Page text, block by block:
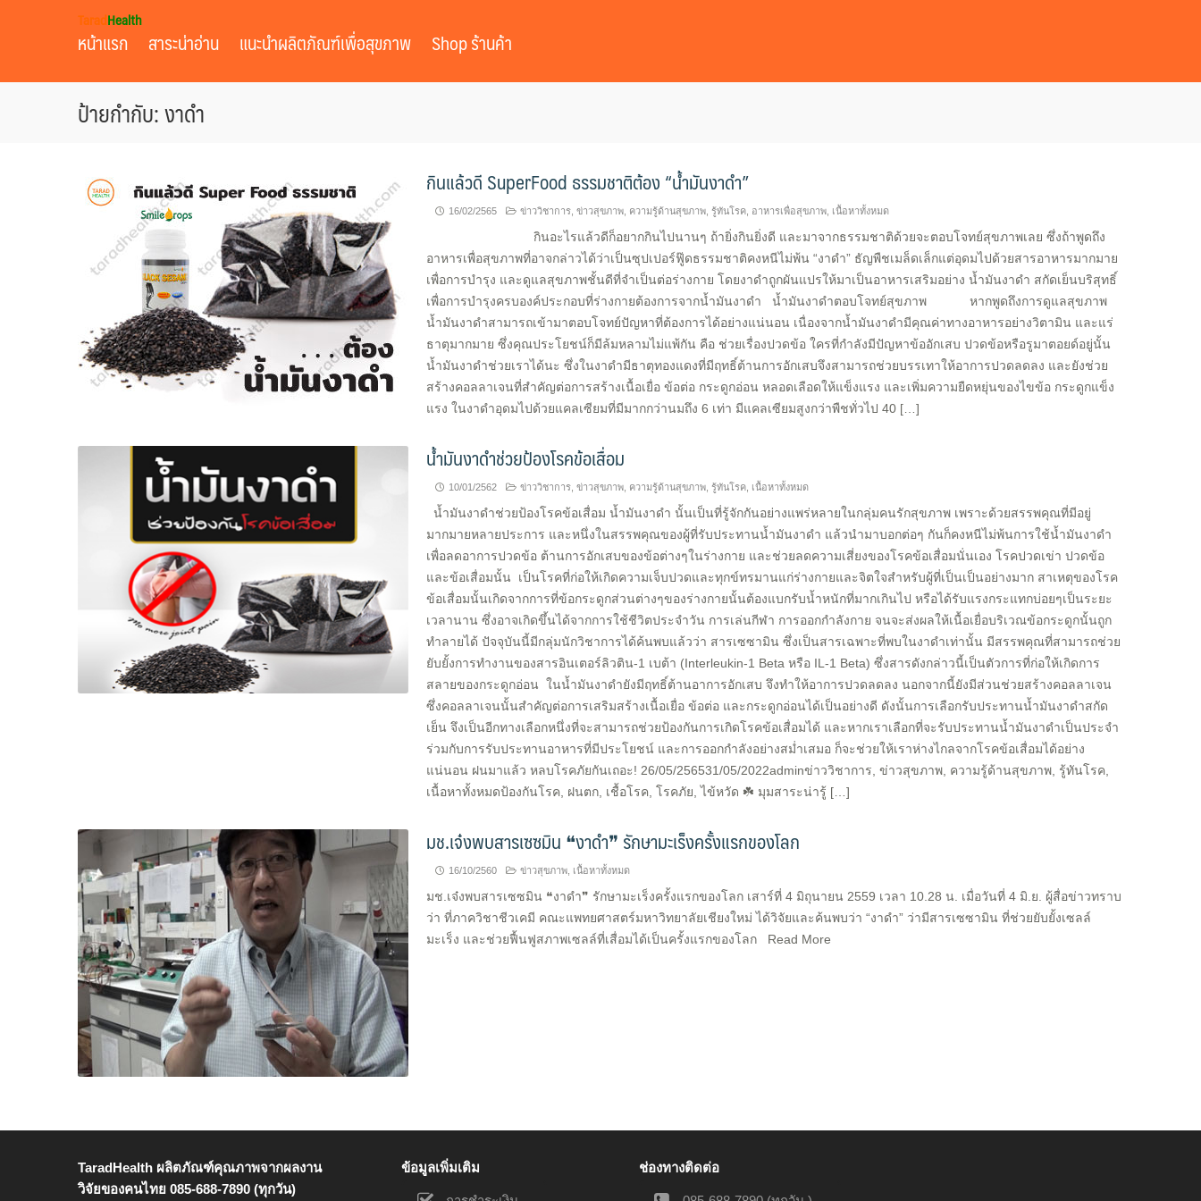
TaradHealth
หน้าแรก สาระน่าอ่าน แนะนำผลิตภัณฑ์เพื่อสุขภาพ Shop ร้านค้า
ป้ายกำกับ: งาดำ
กินแล้วดี SuperFood ธรรมชาติต้อง “น้ำมันงาดำ”
16/02/2565 ข่าววิชาการ, ข่าวสุขภาพ, ความรู้ด้านสุขภาพ, รู้ทันโรค, อาหารเพื่อสุขภาพ, เนื้อหาทั้งหมด
กินอะไรแล้วดีก็อยากกินไปนานๆ ถ้ายิ่งกินยิ่งดี และมาจากธรรมชาติด้วยจะตอบโจทย์สุขภาพเลย ซึ่งถ้าพูดถึง
อาหารเพื่อสุขภาพที่อาจกล่าวได้ว่าเป็นซุปเปอร์ฟู๊ดธรรมชาติคงหนีไม่พ้น “งาดำ” ธัญพืชเมล็ดเล็กแต่อุดมไปด้วยสารอาหารมากมาย
เพื่อการบำรุง และดูแลสุขภาพชั้นดีที่จำเป็นต่อร่างกาย โดยงาดำถูกผันแปรให้มาเป็นอาหารเสริมอย่าง น้ำมันงาดำ สกัดเย็นบริสุทธิ์
เพื่อการบำรุงครบองค์ประกอบที่ร่างกายต้องการจากน้ำมันงาดำ น้ำมันงาดำตอบโจทย์สุขภาพ หากพูดถึงการดูแลสุขภาพ
น้ำมันงาดำสามารถเข้ามาตอบโจทย์ปัญหาที่ต้องการได้อย่างแน่นอน เนื่องจากน้ำมันงาดำมีคุณค่าทางอาหารอย่างวิตามิน และแร่
ธาตุมากมาย ซึ่งคุณประโยชน์ก็มีล้มหลามไม่แพ้กัน คือ ช่วยเรื่องปวดข้อ ใครที่กำลังมีปัญหาข้ออักเสบ ปวดข้อหรือรูมาตอยด์อยู่นั้น
น้ำมันงาดำช่วยเราได้นะ ซึ่งในงาดำมีธาตุทองแดงที่มีฤทธิ์ต้านการอักเสบจึงสามารถช่วยบรรเทาให้อาการปวดลดลง และยังช่วย
สร้างคอลลาเจนที่สำคัญต่อการสร้างเนื้อเยื่อ ข้อต่อ กระดูกอ่อน หลอดเลือดให้แข็งแรง และเพิ่มความยืดหยุ่นของไขข้อ กระดูกแข็ง
แรง ในงาดำอุดมไปด้วยแคลเซียมที่มีมากกว่านมถึง 6 เท่า มีแคลเซียมสูงกว่าพืชทั่วไป 40 […]
น้ำมันงาดำช่วยป้องโรคข้อเสื่อม
10/01/2562 ข่าววิชาการ, ข่าวสุขภาพ, ความรู้ด้านสุขภาพ, รู้ทันโรค, เนื้อหาทั้งหมด
น้ำมันงาดำช่วยป้องโรคข้อเสื่อม น้ำมันงาดำ นั้นเป็นที่รู้จักกันอย่างแพร่หลายในกลุ่มคนรักสุขภาพ เพราะด้วยสรรพคุณที่มีอยู่
มากมายหลายประการ และหนึ่งในสรรพคุณของผู้ที่รับประทานน้ำมันงาดำ แล้วนำมาบอกต่อๆ กันก็คงหนีไม่พ้นการใช้น้ำมันงาดำ
เพื่อลดอาการปวดข้อ ต้านการอักเสบของข้อต่างๆในร่างกาย และช่วยลดความเสี่ยงของโรคข้อเสื่อมนั่นเอง โรคปวดเข่า ปวดข้อ
และข้อเสื่อมนั้น เป็นโรคที่ก่อให้เกิดความเจ็บปวดและทุกข์ทรมานแก่ร่างกายและจิตใจสำหรับผู้ที่เป็นเป็นอย่างมาก สาเหตุของโรค
ข้อเสื่อมนั้นเกิดจากการที่ข้อกระดูกส่วนต่างๆของร่างกายนั้นต้องแบกรับน้ำหนักที่มากเกินไป หรือได้รับแรงกระแทกบ่อยๆเป็นระยะ
เวลานาน ซึ่งอาจเกิดขึ้นได้จากการใช้ชีวิตประจำวัน การเล่นกีฬา การออกกำลังกาย จนจะส่งผลให้เนื้อเยื่อบริเวณข้อกระดูกนั้นถูก
ทำลายได้ ปัจจุบันนี้มีกลุ่มนักวิชาการได้ค้นพบแล้วว่า สารเซซามิน ซึ่งเป็นสารเฉพาะที่พบในงาดำเท่านั้น มีสรรพคุณที่สามารถช่วย
ยับยั้งการทำงานของสารอินเตอร์ลิวติน-1 เบต้า (Interleukin-1 Beta หรือ IL-1 Beta) ซึ่งสารดังกล่าวนี้เป็นตัวการที่ก่อให้เกิดการ
สลายของกระดูกอ่อน ในน้ำมันงาดำยังมีฤทธิ์ต้านอาการอักเสบ จึงทำให้อาการปวดลดลง นอกจากนี้ยังมีส่วนช่วยสร้างคอลลาเจน
ซึ่งคอลลาเจนนั้นสำคัญต่อการเสริมสร้างเนื้อเยื่อ ข้อต่อ และกระดูกอ่อนได้เป็นอย่างดี ดังนั้นการเลือกรับประทานน้ำมันงาดำสกัด
เย็น จึงเป็นอีกทางเลือกหนึ่งที่จะสามารถช่วยป้องกันการเกิดโรคข้อเสื่อมได้ และหากเราเลือกที่จะรับประทานน้ำมันงาดำเป็นประจำ
ร่วมกับการรับประทานอาหารที่มีประโยชน์ และการออกกำลังอย่างสม่ำเสมอ ก็จะช่วยให้เราห่างไกลจากโรคข้อเสื่อมได้อย่าง
แน่นอน ฝนมาแล้ว หลบโรคภัยกันเถอะ! 26/05/256531/05/2022adminข่าววิชาการ, ข่าวสุขภาพ, ความรู้ด้านสุขภาพ, รู้ทันโรค,
เนื้อหาทั้งหมดป้องกันโรค, ฝนตก, เชื้อโรค, โรคภัย, ไข้หวัด ☘️ มุมสาระน่ารู้ […]
มช.เจ๋งพบสารเซซมิน ❝งาดำ❞ รักษามะเร็งครั้งแรกของโลก
16/10/2560 ข่าวสุขภาพ, เนื้อหาทั้งหมด
มช.เจ๋งพบสารเซซมิน ❝งาดำ❞ รักษามะเร็งครั้งแรกของโลก เสาร์ที่ 4 มิถุนายน 2559 เวลา 10.28 น. เมื่อวันที่ 4 มิ.ย. ผู้สื่อข่าวทราบ
ว่า ที่ภาควิชาชีวเคมี คณะแพทยศาสตร์มหาวิทยาลัยเชียงใหม่ ได้วิจัยและค้นพบว่า “งาดำ” ว่ามีสารเซซามิน ที่ช่วยยับยั้งเซลล์
มะเร็ง และช่วยฟื้นฟูสภาพเซลล์ที่เสื่อมได้เป็นครั้งแรกของโลก Read More
TaradHealth ผลิตภัณฑ์คุณภาพจากผลงาน
วิจัยของคนไทย 085-688-7890 (ทุกวัน)
ข้อมูลเพิ่มเติม ช่องทางติดต่อ